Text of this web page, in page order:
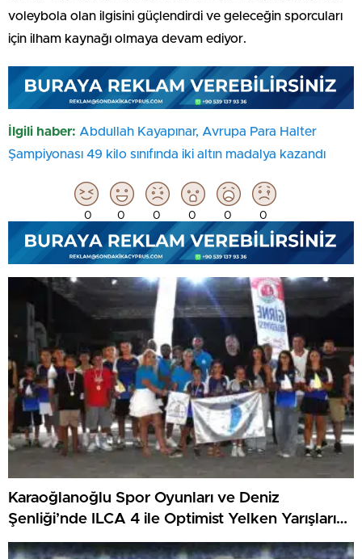
voleybola olan ilgisini güçlendirdi ve geleceğin sporcuları
için ilham kaynağı olmaya devam ediyor.
İlgili haber: Abdullah Kayapınar, Avrupa Para Halter
Şampiyonası 49 kilo sınıfında iki altın madalya kazandı
0 0 0 0 0 0
Karaoğlanoğlu Spor Oyunları ve Deniz
Şenliği’nde ILCA 4 ile Optimist Yelken Yarışları
Tamamlandı